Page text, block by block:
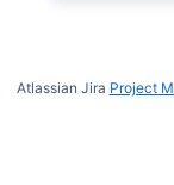
Atlassian Jira Project